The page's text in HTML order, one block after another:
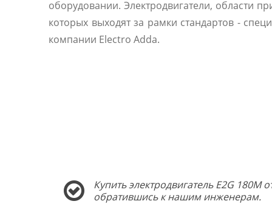
оборудовании. Электродвигатели, области
которых выходят за рамки стандартов -
компании Electro Adda.
Купить электродвигатель E2G
обратившись к нашим инженерам.